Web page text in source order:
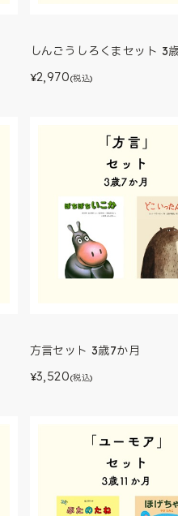
しんごうしろくまセット 3
¥2,970(税込)
方言セット 3歳7か月
¥3,520(税込)